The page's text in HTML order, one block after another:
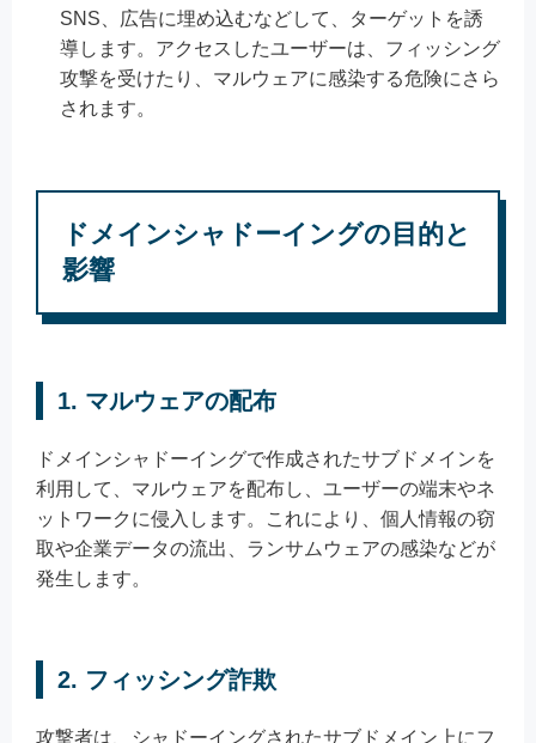
SNS、広告に埋め込むなどして、ターゲットを誘
導します。アクセスしたユーザーは、フィッシング
攻撃を受けたり、マルウェアに感染する危険にさら
されます。
ドメインシャドーイングの目的と
影響
1. マルウェアの配布
ドメインシャドーイングで作成されたサブドメインを
利用して、マルウェアを配布し、ユーザーの端末やネ
ットワークに侵入します。これにより、個人情報の窃
取や企業データの流出、ランサムウェアの感染などが
発生します。
2. フィッシング詐欺
攻撃者は、シャドーイングされたサブドメイン上にフ